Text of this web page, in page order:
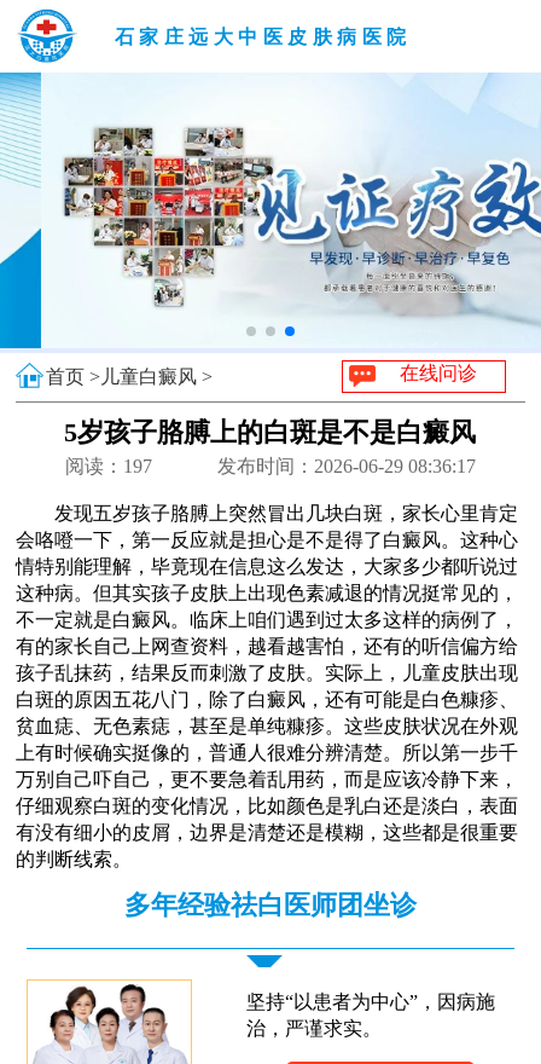
石家庄远大中医皮肤病医院
首页 > 儿童白癜风 > 在线问诊
5岁孩子胳膊上的白斑是不是白癜风
阅读： 197 发布时间：2026-06-29 08:36:17
发现五岁孩子胳膊上突然冒出几块白斑，家长心里肯定
会咯噔一下，第一反应就是担心是不是得了白癜风。这种心
情特别能理解，毕竟现在信息这么发达，大家多少都听说过
这种病。但其实孩子皮肤上出现色素减退的情况挺常见的，
不一定就是白癜风。临床上咱们遇到过太多这样的病例了，
有的家长自己上网查资料，越看越害怕，还有的听信偏方给
孩子乱抹药，结果反而刺激了皮肤。实际上，儿童皮肤出现
白斑的原因五花八门，除了白癜风，还有可能是白色糠疹、
贫血痣、无色素痣，甚至是单纯糠疹。这些皮肤状况在外观
上有时候确实挺像的，普通人很难分辨清楚。所以第一步千
万别自己吓自己，更不要急着乱用药，而是应该冷静下来，
仔细观察白斑的变化情况，比如颜色是乳白还是淡白，表面
有没有细小的皮屑，边界是清楚还是模糊，这些都是很重要
的判断线索。
多年经验祛白医师团坐诊
坚持“以患者为中心”，因病施
治，严谨求实。